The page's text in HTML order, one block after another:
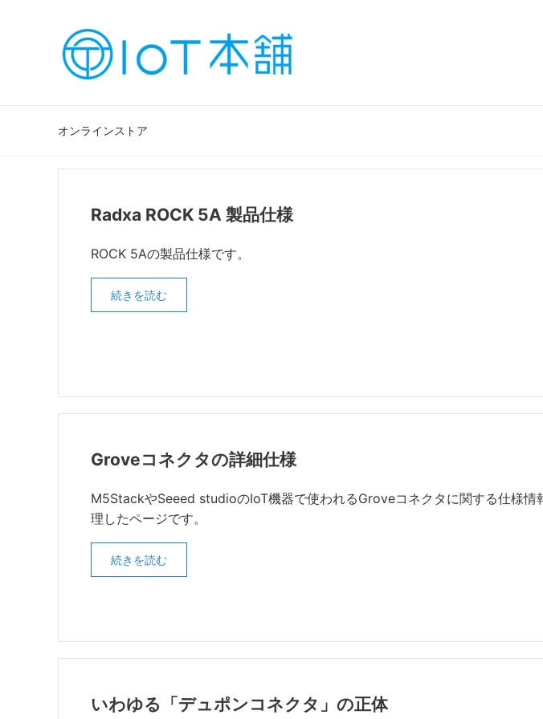
オンラインストア
Radxa ROCK 5A 製品仕様
ROCK 5Aの製品仕様です。
続きを読む
Groveコネクタの詳細仕様
M5StackやSeeed studioのIoT機器で使われるGroveコネクタに関する仕様情
理したページです。
続きを読む
いわゆる「デュポンコネクタ」の正体